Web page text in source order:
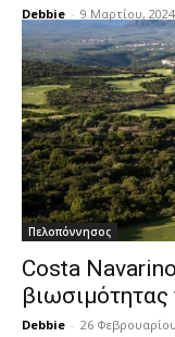
Debbie - 9 Μαρτίου, 2024
Πελοπόννησος
Costa
Debbie - 26